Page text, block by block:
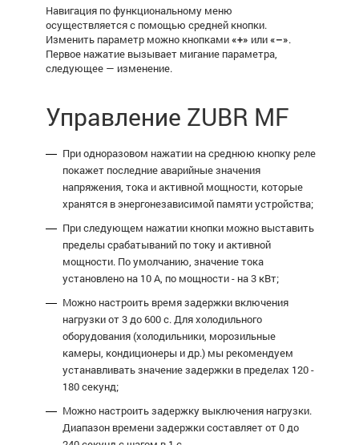
Навигация по функциональному меню
осуществляется с помощью средней кнопки.
Изменить параметр можно кнопками«+» или«–».
Первое нажатие вызывает мигание параметра,
следующее — изменение.
Управление ZUBR MF
При одноразовом нажатии на среднюю кнопку реле
покажет последние аварийные значения
напряжения, тока и активной мощности, которые
хранятся в энергонезависимой памяти устройства;
При следующем нажатии кнопки можно выставить
пределы срабатываний по току и активной
мощности. По умолчанию, значение тока
установлено на 10 А, по мощности - на 3 кВт;
Можно настроить время задержки включения
нагрузки от 3 до 600 с. Для холодильного
оборудования (холодильники, морозильные
камеры, кондиционеры и др.) мы рекомендуем
устанавливать значение задержки в пределах 120 -
180 секунд;
Можно настроить задержку выключения нагрузки.
Диапазон времени задержки составляет от 0 до